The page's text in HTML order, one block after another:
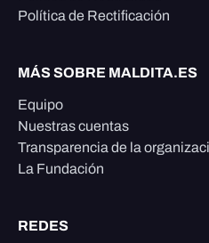
Política de Rectificación
MÁS SOBRE MALDITA.ES
Equipo
Nuestras cuentas
Transparencia de la
La Fundación
REDES